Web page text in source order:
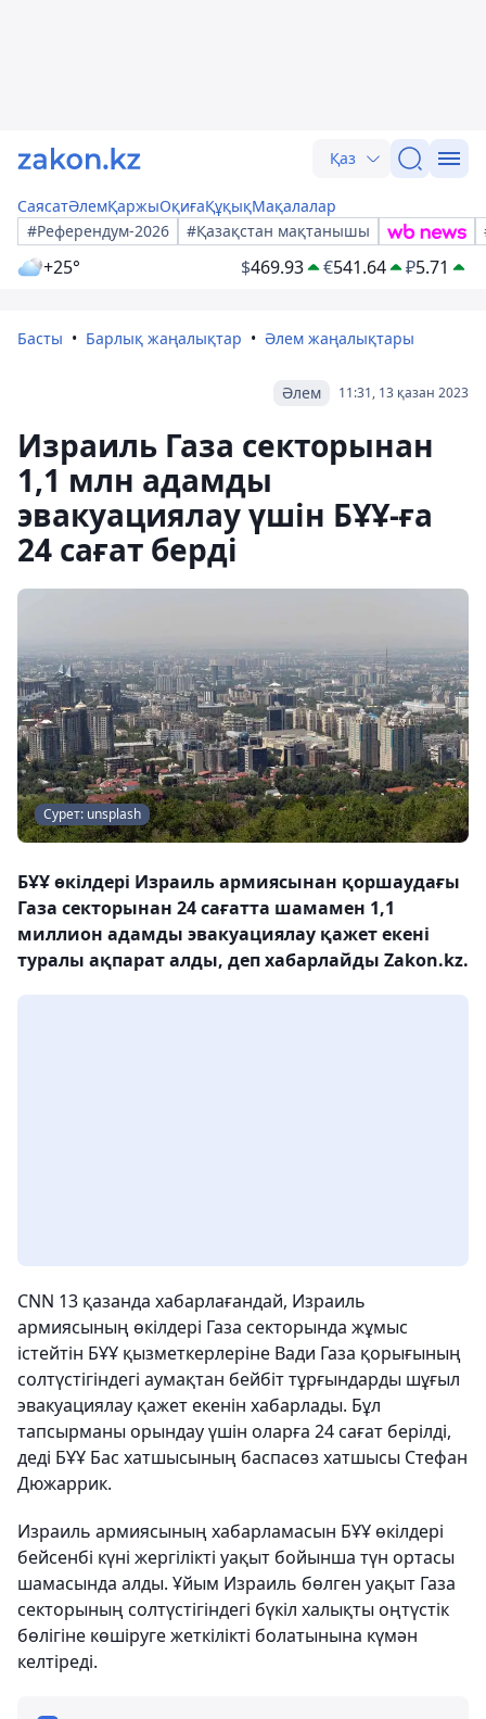
Қаз
СаясатӘлемҚаржыОқиғаҚұқықМақалалар
#Референдум-2026
#Қазақстан мақтанышы
+25° $469.93 €541.64 ₽5.71
Басты Барлық жаңалықтар Әлем жаңалықтары
11:31, 13 қазан 2023
Әлем
Израиль Газа секторынан
1,1 млн адамды
эвакуациялау үшін БҰҰ-ға
24 сағат берді
Сурет: unsplash
БҰҰ өкілдері Израиль армиясынан қоршаудағы
Газа секторынан 24 сағатта шамамен 1,1
миллион адамды эвакуациялау қажет екені
туралы ақпарат алды, деп хабарлайды Zakon.kz.
CNN 13 қазанда хабарлағандай, Израиль
армиясының өкілдері Газа секторында жұмыс
істейтін БҰҰ қызметкерлеріне Вади Газа қорығының
солтүстігіндегі аумақтан бейбіт тұрғындарды шұғыл
эвакуациялау қажет екенін хабарлады. Бұл
тапсырманы орындау үшін оларға 24 сағат берілді,
деді БҰҰ Бас хатшысының баспасөз хатшысы Стефан
Дюжаррик.
Израиль армиясының хабарламасын БҰҰ өкілдері
бейсенбі күні жергілікті уақыт бойынша түн ортасы
шамасында алды. Ұйым Израиль бөлген уақыт Газа
секторының солтүстігіндегі бүкіл халықты оңтүстік
бөлігіне көшіруге жеткілікті болатынына күмән
келтіреді.